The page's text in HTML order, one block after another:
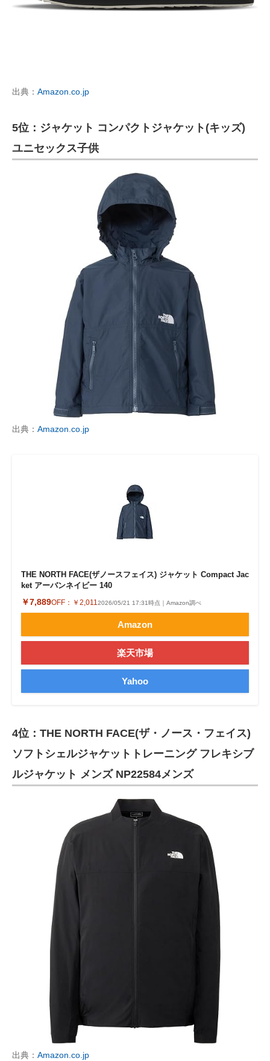
出典： Amazon.co.jp
5位：ジャケット コンパクトジャケット(キッズ)
ユニセックス子供
出典： Amazon.co.jp
THE NORTH FACE(ザノースフェイス) ジャケット Compact Jac
ket アーバンネイビー 140
￥7,889OFF： ￥2,0112026/05/21 17:31時点｜Amazon調べ
Amazon
楽天市場
Yahoo
4位：THE NORTH FACE(ザ・ノース・フェイス)
ソフトシェルジャケットトレーニング フレキシブ
ルジャケット メンズ NP22584メンズ
出典： Amazon.co.jp